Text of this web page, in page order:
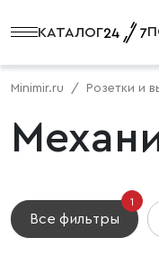
КАТАЛОГ
Minimir.ru Розетки и
Все фильтры
1